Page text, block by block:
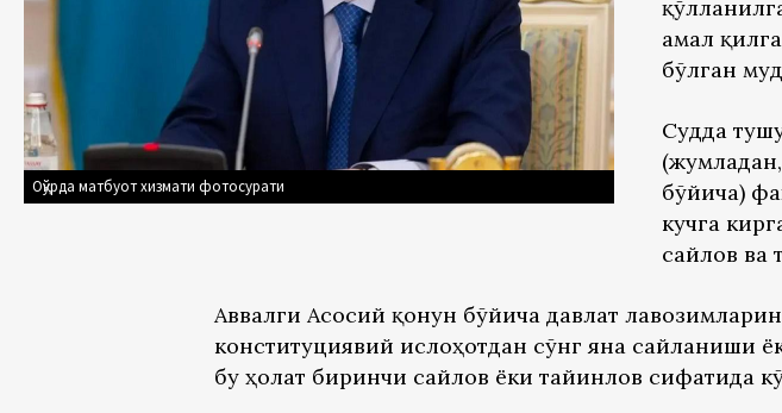
Оқўрда матбуот хизмати фотосурати
амал
бўлган
Судда
бўйича)
кучга
сайлов ва
Аввалги Асосий қонун бўйича давлат
конституциявий ислоҳотдан сўнг яна сайланиши
бу ҳолат биринчи сайлов ёки тайинлов сифатида